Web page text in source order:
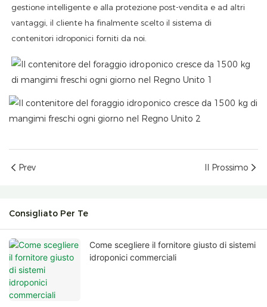
gestione intelligente e alla protezione post-vendita e ad altri
vantaggi, il cliente ha finalmente scelto il sistema di
contenitori idroponici forniti da noi.
Prev Il Prossimo
Consigliato Per Te
Come scegliere il fornitore giusto di sistemi
idroponici commerciali